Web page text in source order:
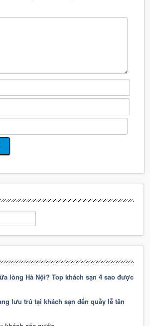
lòng Hà Nội? Top khách sạn 4 sao được
lưu trú tại khách sạn đến quầy lễ tân